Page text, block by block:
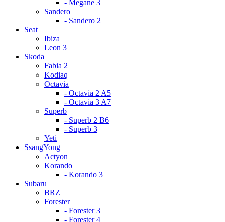
- Megane 3
Sandero
- Sandero 2
Seat
Ibiza
Leon 3
Skoda
Fabia 2
Kodiaq
Octavia
- Octavia 2 A5
- Octavia 3 A7
Superb
- Superb 2 B6
- Superb 3
Yeti
SsangYong
Actyon
Korando
- Korando 3
Subaru
BRZ
Forester
- Forester 3
- Forester 4